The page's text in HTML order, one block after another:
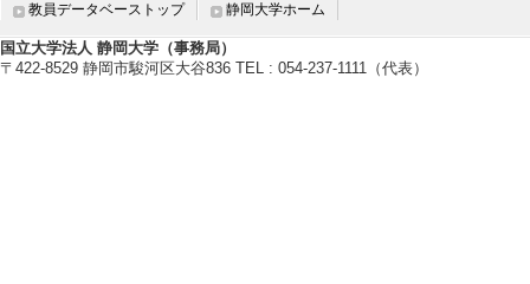
教員データベーストップ 静岡大学ホーム
国立大学法人 静岡大学（事務局）
〒422-8529 静岡市駿河区大谷836 TEL : 054-237-1111（代表）